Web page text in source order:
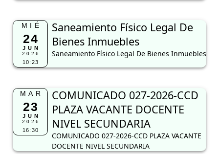
MIÉ
24
JUN
2026
10:23
Saneamiento Físico Legal De
Bienes Inmuebles
Saneamiento Físico Legal De Bienes Inmuebles
MAR
23
JUN
2026
16:30
COMUNICADO 027-2026-CCD
PLAZA VACANTE DOCENTE
NIVEL SECUNDARIA
COMUNICADO 027-2026-CCD PLAZA VACANTE
DOCENTE NIVEL SECUNDARIA